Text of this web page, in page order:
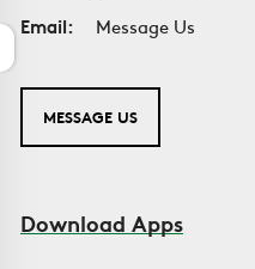
Email:
Message Us
MESSAGE US
Download Apps